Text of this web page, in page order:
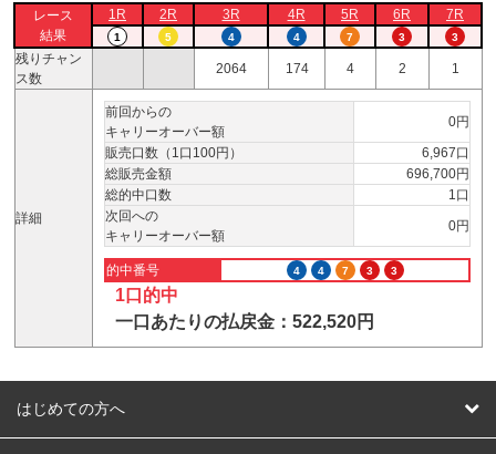
レース
結果
1R 2R 3R 4R 5R 6R 7R
1 5 4 4 7 3 3
残りチャン
ス数
2064 174 4 2 1
詳細
前回からの
キャリーオーバー額
0円
販売口数（1口100円）
6,967口
総販売金額
696,700円
総的中口数
1口
次回への
キャリーオーバー額
0円
的中番号 4 4 7 3 3
1口的中
一口あたりの払戻金：522,520円
はじめての方へ